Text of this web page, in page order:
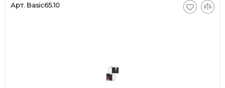
Арт. Basic65.10